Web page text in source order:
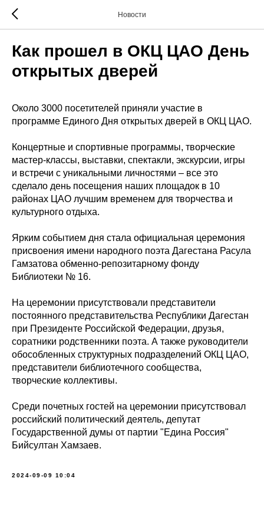
Новости
Как прошел в ОКЦ ЦАО День
открытых дверей
Около 3000 посетителей приняли участие в
программе Единого Дня открытых дверей в ОКЦ ЦАО.
Концертные и спортивные программы, творческие
мастер-классы, выставки, спектакли, экскурсии, игры
и встречи с уникальными личностями – все это
сделало день посещения наших площадок в 10
районах ЦАО лучшим временем для творчества и
культурного отдыха.
Ярким событием дня стала официальная церемония
присвоения имени народного поэта Дагестана Расула
Гамзатова обменно-репозитарному фонду
Библиотеки № 16.
На церемонии присутствовали представители
постоянного представительства Республики Дагестан
при Президенте Российской Федерации, друзья,
соратники родственники поэта. А также руководители
обособленных структурных подразделений ОКЦ ЦАО,
представители библиотечного сообщества,
творческие коллективы.
Среди почетных гостей на церемонии присутствовал
российский политический деятель, депутат
Государственной думы от партии "Едина Россия"
Бийсултан Хамзаев.
2024-09-09 10:04